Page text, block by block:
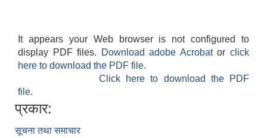
It appears your Web browser is not configured to
display PDF files.
Download adobe Acrobatorclick
here to download the PDF file.
Click here to download the PDF
file.
प्रकार:
सूचना तथा समाचार